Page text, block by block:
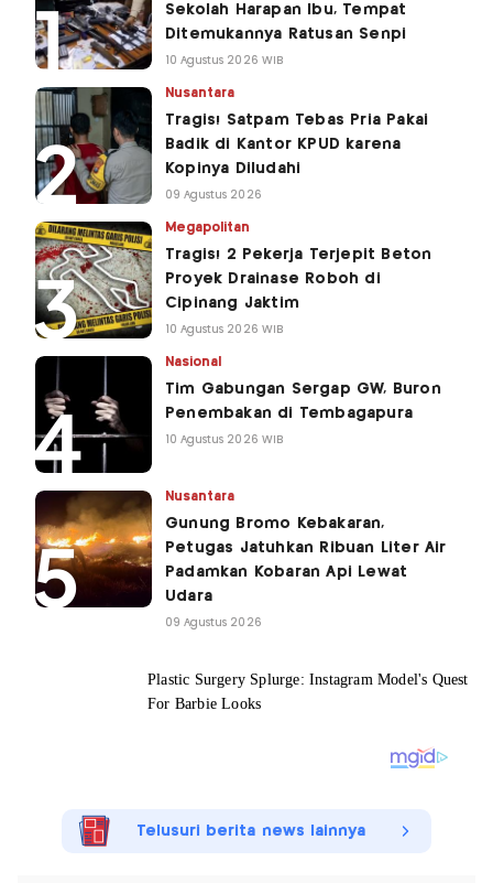
Sekolah Harapan Ibu, Tempat
Ditemukannya Ratusan Senpi
10 Agustus 2026 WIB
Nusantara
Tragis! Satpam Tebas Pria Pakai
Badik di Kantor KPUD karena
Kopinya Diludahi
09 Agustus 2026
Megapolitan
Tragis! 2 Pekerja Terjepit Beton
Proyek Drainase Roboh di
Cipinang Jaktim
10 Agustus 2026 WIB
Nasional
Tim Gabungan Sergap GW, Buron
Penembakan di Tembagapura
10 Agustus 2026 WIB
Nusantara
Gunung Bromo Kebakaran,
Petugas Jatuhkan Ribuan Liter Air
Padamkan Kobaran Api Lewat
Udara
09 Agustus 2026
Telusuri berita news lainnya